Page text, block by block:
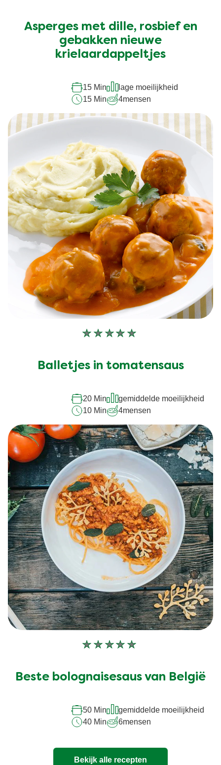
voor
deze
Asperges met dille, rosbief en
gebakken nieuwe
krielaardappeltjes
15 Min
lage moeilijkheid
15 Min
4mensen
Geen
voor
Balletjes in tomatensaus
20 Min
gemiddelde moeilijkheid
10 Min
4mensen
Geen
voor
Beste bolognaisesaus van België
50 Min
gemiddelde moeilijkheid
40 Min
6mensen
Bekijk alle recepten